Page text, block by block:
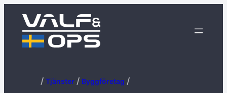
/ Tjänster/ Byggföretag /